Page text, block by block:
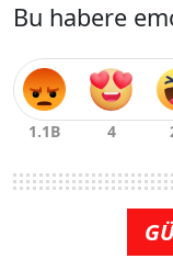
Bu habere